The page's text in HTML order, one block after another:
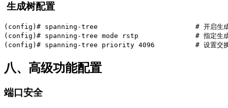
生成树配置
(config)# spanning-tree                        # 开启生成
(config)# spanning-tree mode rstp              # 指定生成
(config)# spanning-tree priority 4096          # 设置交换
八、高级功能配置
端口安全